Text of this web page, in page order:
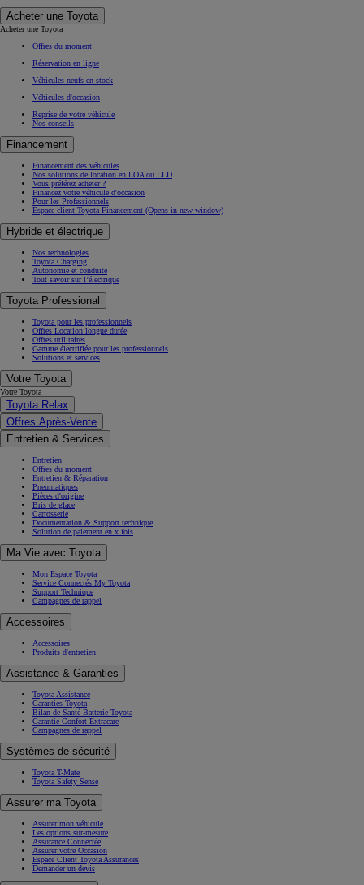
Acheter une Toyota
Acheter une Toyota
Offres du moment
Réservation en ligne
Véhicules neufs en stock
Véhicules d'occasion
Reprise de votre véhicule
Nos conseils
Financement
Financement des véhicules
Nos solutions de location en LOA ou LLD
Vous préférez acheter ?
Financez votre véhicule d'occasion
Pour les Professionnels
Espace client Toyota Financement (Opens in new window)
Hybride et électrique
Nos technologies
Toyota Charging
Autonomie et conduite
Tout savoir sur l’électrique
Toyota Professional
Toyota pour les professionnels
Offres Location longue durée
Offres utilitaires
Gamme électrifiée pour les professionnels
Solutions et services
Votre Toyota
Votre Toyota
Toyota Relax
Offres Après-Vente
Entretien & Services
Entretien
Offres du moment
Entretien & Réparation
Pneumatiques
Pièces d'origine
Bris de glace
Carrosserie
Documentation & Support technique
Solution de paiement en x fois
Ma Vie avec Toyota
Mon Espace Toyota
Service Connectés My Toyota
Support Technique
Campagnes de rappel
Accessoires
Accessoires
Produits d'entretien
Assistance & Garanties
Toyota Assistance
Garanties Toyota
Bilan de Santé Batterie Toyota
Garantie Confort Extracare
Campagnes de rappel
Systèmes de sécurité
Toyota T-Mate
Toyota Safety Sense
Assurer ma Toyota
Assurer mon véhicule
Les options sur-mesure
Assurance Connectée
Assurer votre Occasion
Espace Client Toyota Assurances
Demander un devis